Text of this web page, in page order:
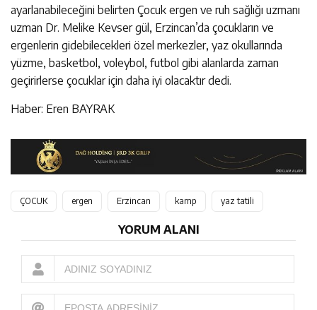
ayarlanabileceğini belirten Çocuk ergen ve ruh sağlığı uzmanı
uzman Dr. Melike Kevser gül, Erzincan’da çocukların ve
ergenlerin gidebilecekleri özel merkezler, yaz okullarında
yüzme, basketbol, voleybol, futbol gibi alanlarda zaman
geçirirlerse çocuklar için daha iyi olacaktır dedi.
Haber: Eren BAYRAK
ÇOCUK ergen Erzincan kamp yaz tatili
YORUM ALANI